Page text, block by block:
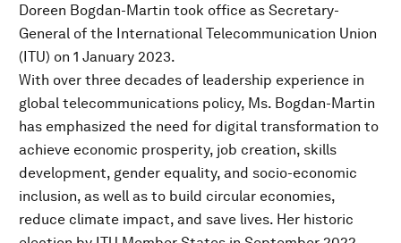
Doreen Bogdan-Martin took office as Secretary-
General of the International Telecommunication Union
(ITU) on 1 January 2023.
With over three decades of leadership experience in
global telecommunications policy, Ms. Bogdan-Martin
has emphasized the need for digital transformation to
achieve economic prosperity, job creation, skills
development, gender equality, and socio-economic
inclusion, as well as to build circular economies,
reduce climate impact, and save lives. Her historic